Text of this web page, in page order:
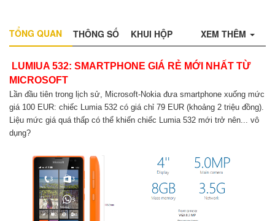
XEM THÊM
TỔNG QUAN THÔNG SỐ KHUI HỘP
LUMIUA 532: SMARTPHONE GIÁ RẺ MỚI NHẤT TỪ
MICROSOFT
Lần đầu tiên trong lịch sử, Microsoft-Nokia đưa smartphone xuống mức
giá 100 EUR: chiếc Lumia 532 có giá chỉ 79 EUR (khoảng 2 triệu đồng).
Liệu mức giá quá thấp có thể khiến chiếc Lumia 532 mới trở nên... vô
dụng?